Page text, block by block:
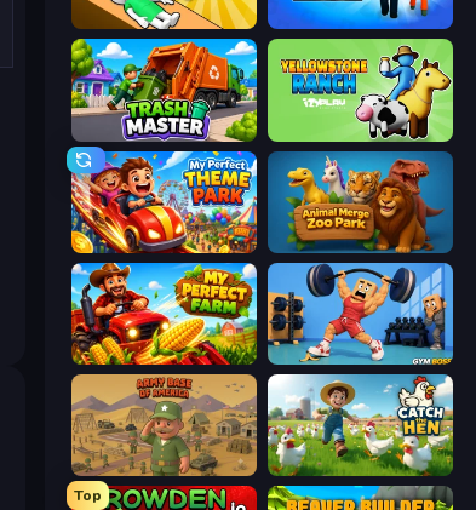
Doctor Hero Prison Life
Trash Master Yellowstone Ranch
My Perfect Theme Park Animal Merge Zoo Park
My Perfect Farm Gym Boss
Army Base Of America Catch the Hen
Top